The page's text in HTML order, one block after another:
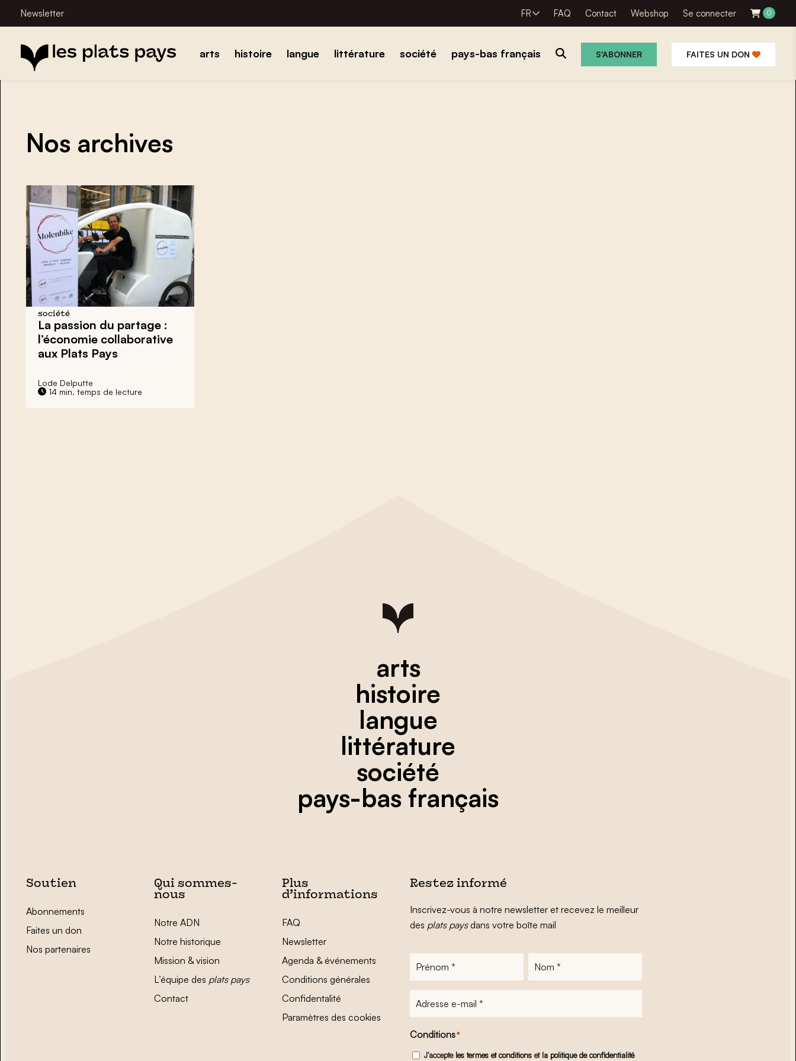
Newsletter FR FAQ Contact Webshop Se connecter 0
arts histoire langue littérature société pays-bas français S'ABONNER FAITES UN DON
Nos archives
société
La passion du partage :
l’économie collaborative
aux Plats Pays
Lode Delputte
14 min. temps de lecture
arts
histoire
langue
littérature
société
pays-bas français
Soutien
Abonnements
Faites un don
Nos partenaires
Qui sommes-
nous
Notre ADN
Notre historique
Mission & vision
L’équipe des plats pays
Contact
Plus
d’informations
FAQ
Newsletter
Agenda & événements
Conditions générales
Confidentalité
Paramètres des cookies
Restez informé
Inscrivez-vous à notre newsletter et recevez le meilleur
des plats paysdans votre boîte mail
mail
Conditions*
J'accepte les termes et conditionset la politique de confidentialité